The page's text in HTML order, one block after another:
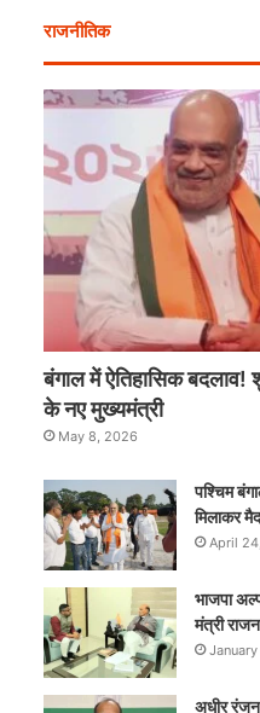
राजनीतिक
बंगाल में ऐतिहासिक बदलाव!
के नए मुख्यमंत्री
May 8, 2026
पश्चिम
मिलाकर
April
भाजपा
मंत्री
अधीर रंजन